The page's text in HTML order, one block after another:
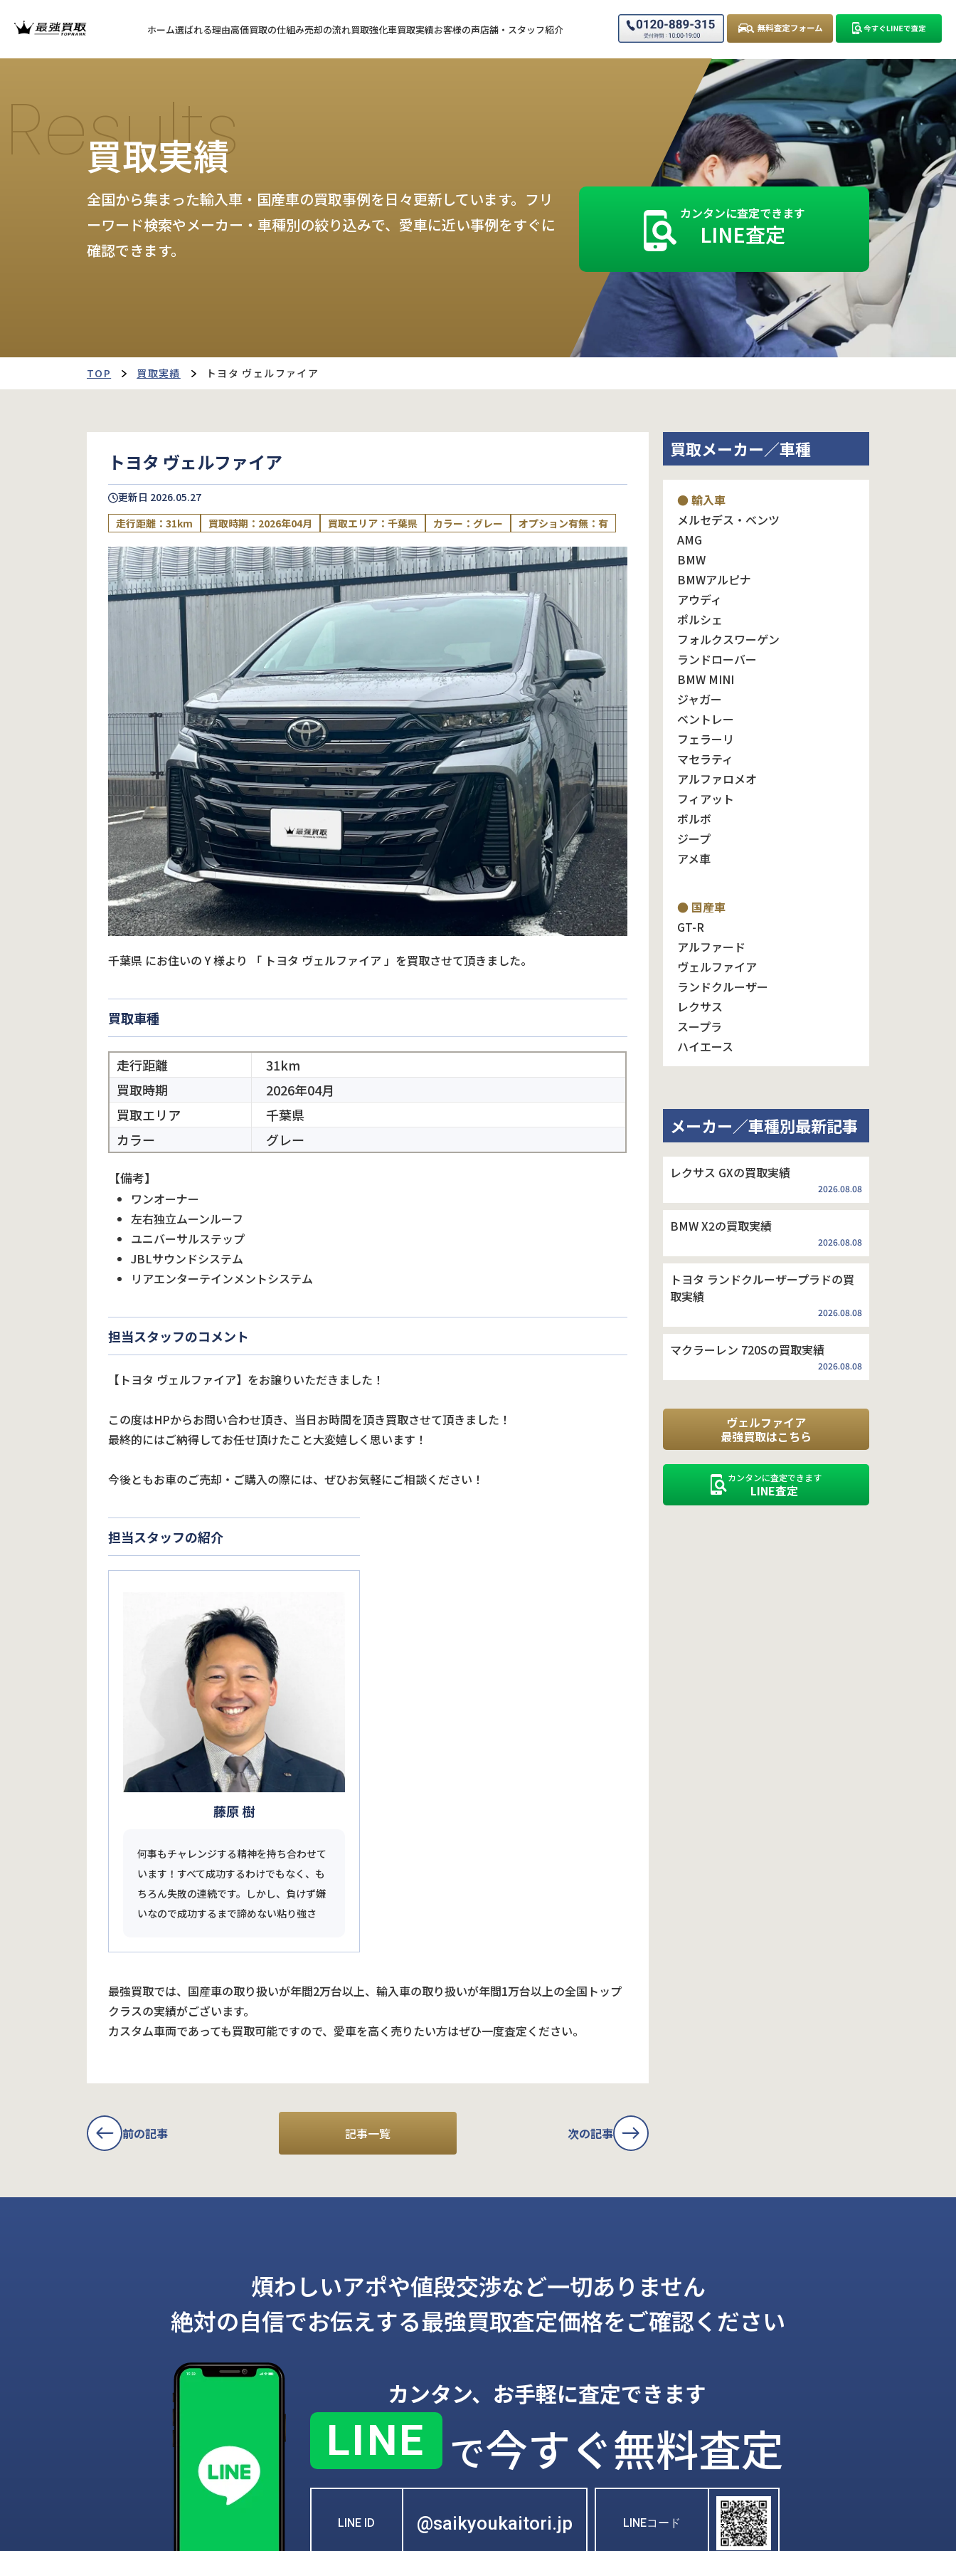
ホーム選ばれる理由高価買取の仕組み売却の流れ買取強化車買取実績お客様の声店舗・スタッフ紹介
Results
買取実績
全国から集まった輸入車・国産車の買取事例を日々更新しています。フリ
ーワード検索やメーカー・車種別の絞り込みで、愛車に近い事例をすぐに
確認できます。
カンタンに査定できます
LINE査定
TOP 買取実績 トヨタ ヴェルファイア
トヨタ ヴェルファイア
更新日 2026.05.27
走行距離：31km
買取時期：2026年04月 買取エリア：千葉県 カラー：グレー オプション有無：有
千葉県 にお住いのY様より 「 トヨタ ヴェルファイア」を買取させて頂きました。
買取車種
走行距離
31km
買取時期
2026年04月
買取エリア
千葉県
カラー
グレー
【備考】
ワンオーナー
左右独立ムーンルーフ
ユニバーサルステップ
JBLサウンドシステム
リアエンターテインメントシステム
担当スタッフのコメント
【トヨタ ヴェルファイア】をお譲りいただきました！
この度はHPからお問い合わせ頂き、当日お時間を頂き買取させて頂きました！
最終的にはご納得してお任せ頂けたこと大変嬉しく思います！
今後ともお車のご売却・ご購入の際には、ぜひお気軽にご相談ください！
担当スタッフの紹介
藤原 樹
何事もチャレンジする精神を持ち合わせて
います！すべて成功するわけでもなく、も
ちろん失敗の連続です。しかし、負けず嫌
いなので成功するまで諦めない粘り強さ
最強買取では、国産車の取り扱いが年間2万台以上、輸入車の取り扱いが年間1万台以上の全国トップ
クラスの実績がございます。
カスタム車両であっても買取可能ですので、愛車を高く売りたい方はぜひ一度査定ください。
前の記事 記事一覧 次の記事
買取メーカー／車種
● 輸入車
メルセデス・ベンツ
AMG
BMW
BMWアルピナ
アウディ
ポルシェ
フォルクスワーゲン
ランドローバー
BMW MINI
ジャガー
ベントレー
フェラーリ
マセラティ
アルファロメオ
フィアット
ボルボ
ジープ
アメ車
● 国産車
GT-R
アルファード
ヴェルファイア
ランドクルーザー
レクサス
スープラ
ハイエース
メーカー／車種別最新記事
レクサス GXの買取実績
2026.08.08
BMW X2の買取実績
2026.08.08
トヨタ ランドクルーザープラドの買
取実績
2026.08.08
マクラーレン 720Sの買取実績
2026.08.08
ヴェルファイア
最強買取はこちら
カンタンに査定できます
LINE査定
煩わしいアポや値段交渉など一切ありません
絶対の自信でお伝えする最強買取査定価格をご確認ください
カンタン、お手軽に査定できます
LINE で今すぐ無料査定
LINE ID @saikyoukaitori.jp LINEコード